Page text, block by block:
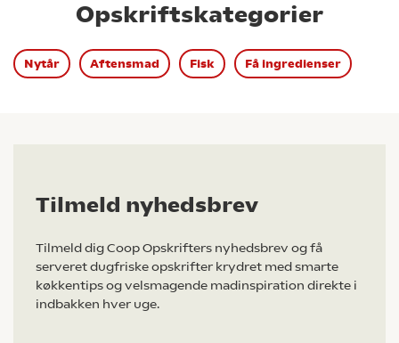
Opskriftskategorier
Nytår Aftensmad Fisk Få ingredienser
Tilmeld nyhedsbrev
Tilmeld dig Coop Opskrifters nyhedsbrev og få
serveret dugfriske opskrifter krydret med smarte
køkkentips og velsmagende madinspiration direkte i
indbakken hver uge.